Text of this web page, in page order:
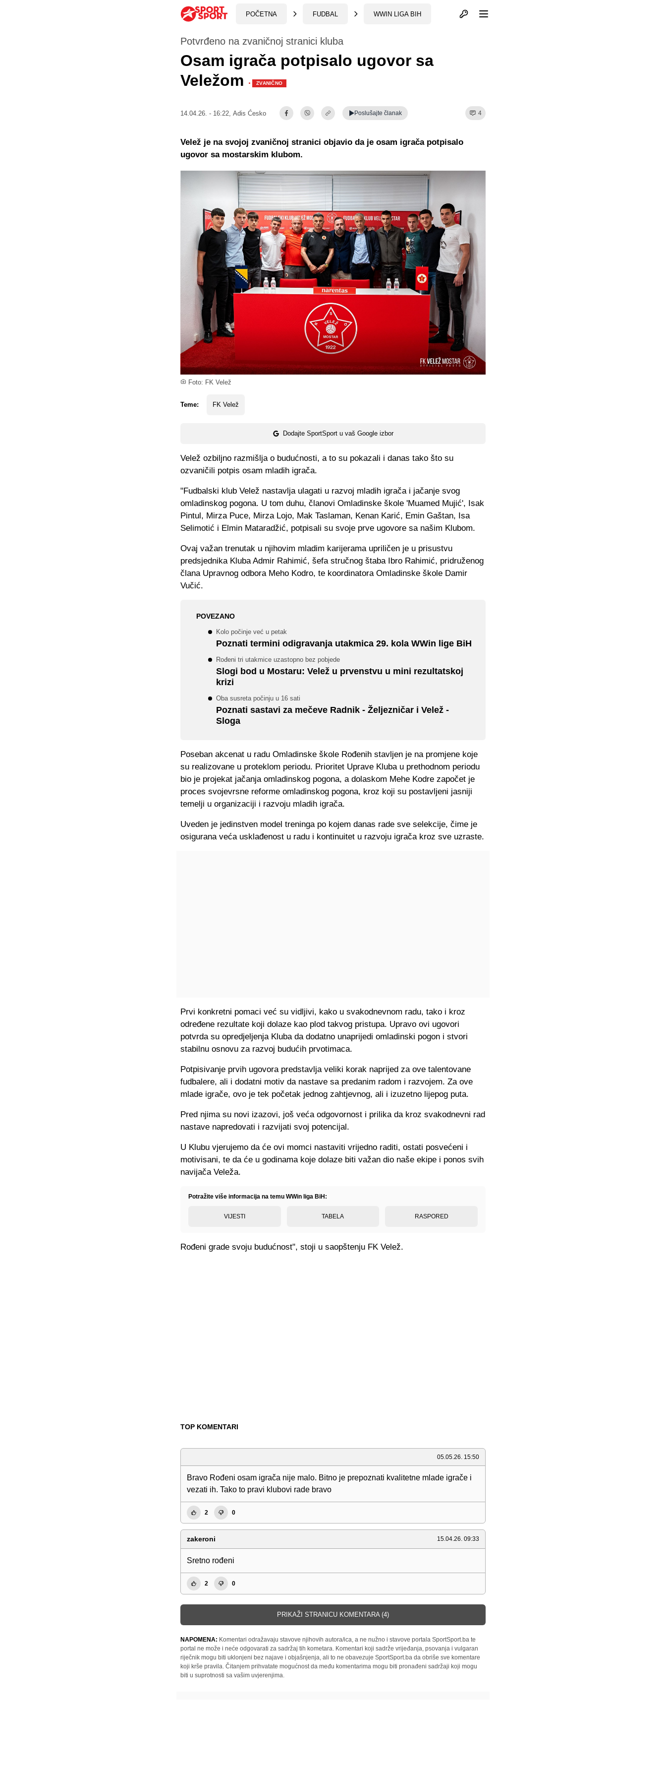
POČETNA FUDBAL WWIN LIGA BIH Otvori profil
Foto: FK Velež
Potvrđeno na zvaničnoj stranici kluba
Osam igrača potpisalo ugovor sa
Veležom · ZVANIČNO
14.04.26. - 16:22, Adis Ćesko Poslušajte članak 4
Teme: FK Velež
Dodajte SportSport u vaš Google izbor
Velež je na svojoj zvaničnoj stranici objavio da je osam igrača potpisalo
ugovor sa mostarskim klubom.
Velež ozbiljno razmišlja o budućnosti, a to su pokazali i danas tako što su
ozvaničili potpis osam mladih igrača.
"Fudbalski klub Velež nastavlja ulagati u razvoj mladih igrača i jačanje svog
omladinskog pogona. U tom duhu, članovi Omladinske škole 'Muamed Mujić', Isak
Pintul, Mirza Puce, Mirza Lojo, Mak Taslaman, Kenan Karić, Emin Gaštan, Isa
Selimotić i Elmin Mataradžić, potpisali su svoje prve ugovore sa našim Klubom.
Ovaj važan trenutak u njihovim mladim karijerama upriličen je u prisustvu
predsjednika Kluba Admir Rahimić, šefa stručnog štaba Ibro Rahimić, pridruženog
člana Upravnog odbora Meho Kodro, te koordinatora Omladinske škole Damir
Vučić.
POVEZANO
Kolo počinje već u petak
Poznati termini odigravanja utakmica 29. kola WWin lige BiH
Rođeni tri utakmice uzastopno bez pobjede
Slogi bod u Mostaru: Velež u prvenstvu u mini rezultatskoj
krizi
Oba susreta počinju u 16 sati
Poznati sastavi za mečeve Radnik - Željezničar i Velež -
Sloga
Poseban akcenat u radu Omladinske škole Rođenih stavljen je na promjene koje
su realizovane u proteklom periodu. Prioritet Uprave Kluba u prethodnom periodu
bio je projekat jačanja omladinskog pogona, a dolaskom Mehe Kodre započet je
proces svojevrsne reforme omladinskog pogona, kroz koji su postavljeni jasniji
temelji u organizaciji i razvoju mladih igrača.
Uveden je jedinstven model treninga po kojem danas rade sve selekcije, čime je
osigurana veća usklađenost u radu i kontinuitet u razvoju igrača kroz sve uzraste.
Prvi konkretni pomaci već su vidljivi, kako u svakodnevnom radu, tako i kroz
određene rezultate koji dolaze kao plod takvog pristupa. Upravo ovi ugovori
potvrda su opredjeljenja Kluba da dodatno unaprijedi omladinski pogon i stvori
stabilnu osnovu za razvoj budućih prvotimaca.
Potpisivanje prvih ugovora predstavlja veliki korak naprijed za ove talentovane
fudbalere, ali i dodatni motiv da nastave sa predanim radom i razvojem. Za ove
mlade igrače, ovo je tek početak jednog zahtjevnog, ali i izuzetno lijepog puta.
Pred njima su novi izazovi, još veća odgovornost i prilika da kroz svakodnevni rad
nastave napredovati i razvijati svoj potencijal.
U Klubu vjerujemo da će ovi momci nastaviti vrijedno raditi, ostati posvećeni i
motivisani, te da će u godinama koje dolaze biti važan dio naše ekipe i ponos svih
navijača Veleža.
Potražite više informacija na temu WWin liga BiH:
VIJESTI TABELA RASPORED
Rođeni grade svoju budućnost", stoji u saopštenju FK Velež.
TOP KOMENTARI
05.05.26. 15:50
Bravo Rođeni osam igrača nije malo. Bitno je prepoznati kvalitetne mlade igrače i
vezati ih. Tako to pravi klubovi rade bravo
2 0
zakeroni 15.04.26. 09:33
Sretno rođeni
2 0
PRIKAŽI STRANICU KOMENTARA (4)
NAPOMENA: Komentari odražavaju stavove njihovih autora/ica, a ne nužno i stavove portala SportSport.ba te
portal ne može i neće odgovarati za sadržaj tih kometara. Komentari koji sadrže vrijeđanja, psovanja i vulgaran
riječnik mogu biti uklonjeni bez najave i objašnjenja, ali to ne obavezuje SportSport.ba da obriše sve komentare
koji krše pravila. Čitanjem prihvatate mogućnost da među komentarima mogu biti pronađeni sadržaji koji mogu
biti u suprotnosti sa vašim uvjerenjima.